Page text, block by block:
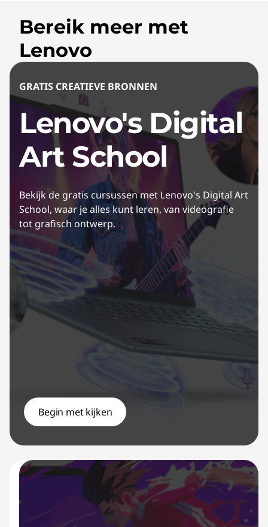
Bereik meer met
Lenovo
GRATIS CREATIEVE BRONNEN
Lenovo's Digital
Art School
Bekijk de gratis cursussen met Lenovo's Digital Art
School, waar je alles kunt leren, van videografie
tot grafisch ontwerp.
Begin met kijken